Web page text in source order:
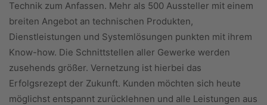
Technik zum Anfassen. Mehr als 500 Aussteller mit einem
breiten Angebot an technischen Produkten,
Dienstleistungen und Systemlösungen punkten mit ihrem
Know-how. Die Schnittstellen aller Gewerke werden
zusehends größer. Vernetzung ist hierbei das
Erfolgsrezept der Zukunft. Kunden möchten sich heute
möglichst entspannt zurücklehnen und alle Leistungen aus